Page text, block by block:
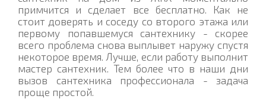
примчится и сделает все бесплатно. Как не
стоит доверять и соседу со второго этажа или
первому попавшемуся сантехнику - скорее
всего проблема снова выплывет наружу спустя
некоторое время. Лучше, если работу выполнит
мастер сантехник. Тем более что в наши дни
вызов сантехника профессионала - задача
проще простой.